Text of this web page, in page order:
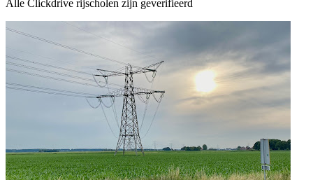
Alle Clickdrive rijscholen zijn geverifieerd